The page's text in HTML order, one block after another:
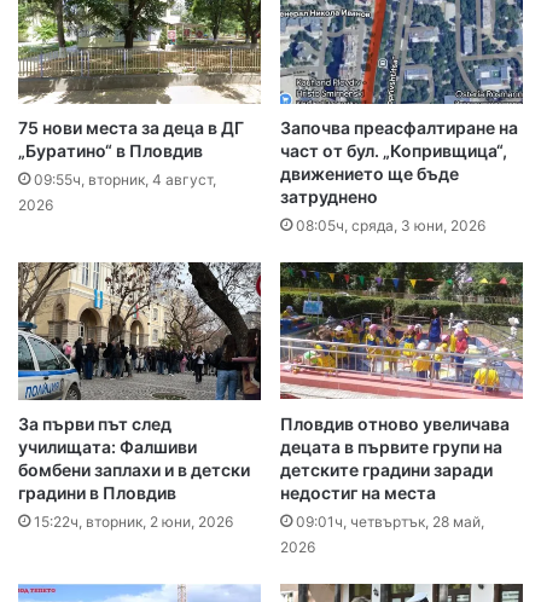
75 нови места за деца в ДГ
„Буратино“ в Пловдив
09:55ч, вторник, 4 август,
2026
Започва преасфалтиране на
част от бул. „Копривщица“,
движението ще бъде
затруднено
08:05ч, сряда, 3 юни, 2026
За първи път след
училищата: Фалшиви
бомбени заплахи и в детски
градини в Пловдив
15:22ч, вторник, 2 юни, 2026
Пловдив отново увеличава
децата в първите групи на
детските градини заради
недостиг на места
09:01ч, четвъртък, 28 май,
2026